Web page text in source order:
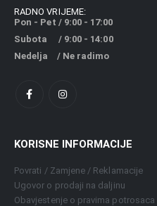
RADNO VRIJEME:
Pon - Pet / 9:00 - 17:00
Subota / 9:00 - 14:00
Nedelja / Ne radimo
KORISNE INFORMACIJE
Povrati / Zamjene / Reklamacije
Ugovor o prodaji na daljinu
Obavjestenje o pravima potrosaca